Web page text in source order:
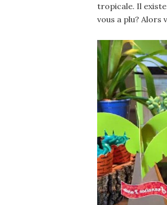
tropicale. Il existe
vous a plu? Alors